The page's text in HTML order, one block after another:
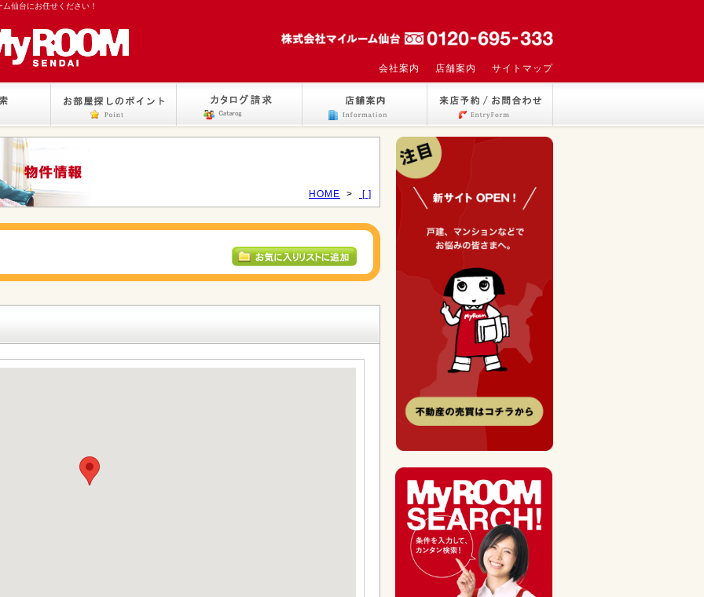
仙台にお任せください！
会社案内 店舗案内 サイトマップ
HOME > [ ]